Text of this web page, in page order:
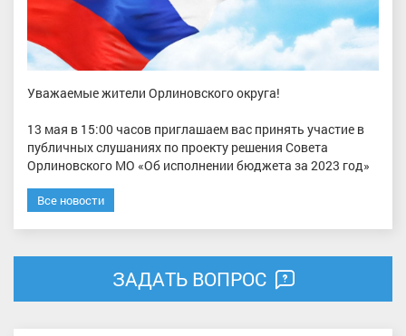
Уважаемые жители Орлиновского округа!
13 мая в 15:00 часов приглашаем вас принять участие в
публичных слушаниях по проекту решения Совета
Орлиновского МО «Об исполнении бюджета за 2023 год»
Все новости
ЗАДАТЬ ВОПРОС